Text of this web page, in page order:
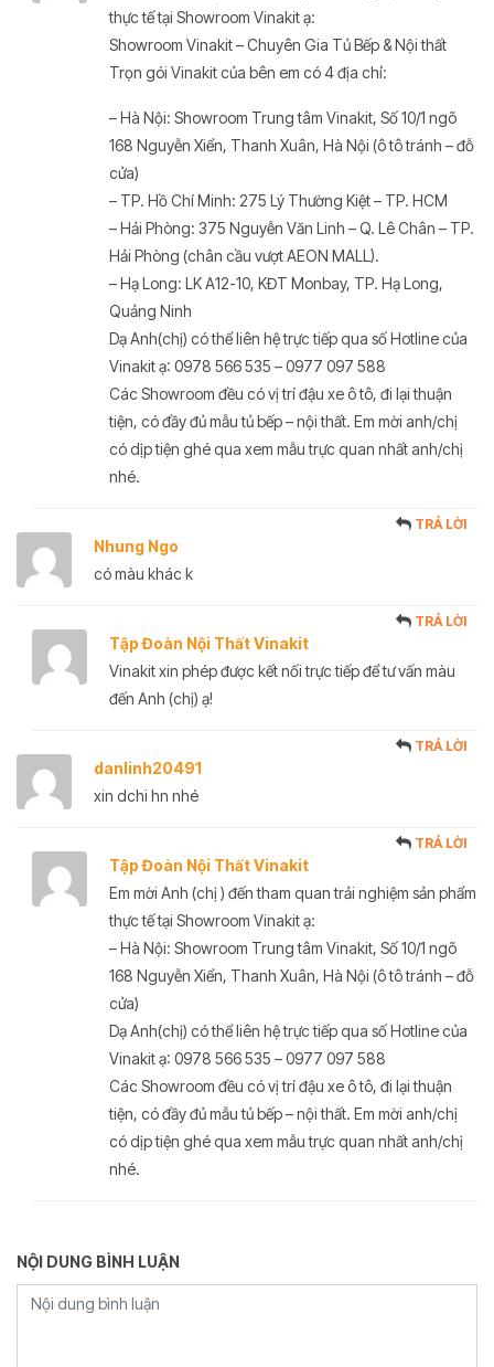
thực tế tại Showroom Vinakit ạ:
Showroom Vinakit – Chuyên Gia Tủ Bếp & Nội thất
Trọn gói Vinakit của bên em có 4 địa chỉ:
– Hà Nội: Showroom Trung tâm Vinakit, Số 10/1 ngõ
168 Nguyễn Xiển, Thanh Xuân, Hà Nội (ô tô tránh – đỗ
cửa)
– TP. Hồ Chí Minh: 275 Lý Thường Kiệt – TP. HCM
– Hải Phòng: 375 Nguyễn Văn Linh – Q. Lê Chân – TP.
Hải Phòng (chân cầu vượt AEON MALL).
– Hạ Long: LK A12-10, KĐT Monbay, TP. Hạ Long,
Quảng Ninh
Dạ Anh(chị) có thể liên hệ trực tiếp qua số Hotline của
Vinakit ạ: 0978 566 535 – 0977 097 588
Các Showroom đều có vị trí đậu xe ô tô, đi lại thuận
tiện, có đầy đủ mẫu tủ bếp – nội thất. Em mời anh/chị
có dịp tiện ghé qua xem mẫu trực quan nhất anh/chị
nhé.
Nhung Ngo
TRẢ LỜI
có màu khác k
Tập Đoàn Nội Thất Vinakit
TRẢ LỜI
Vinakit xin phép được kết nối trực tiếp để tư vấn màu
đến Anh (chị) ạ!
danlinh20491
TRẢ LỜI
xin dchi hn nhé
Tập Đoàn Nội Thất Vinakit
TRẢ LỜI
Em mời Anh (chị ) đến tham quan trải nghiệm sản phẩm
thực tế tại Showroom Vinakit ạ:
– Hà Nội: Showroom Trung tâm Vinakit, Số 10/1 ngõ
168 Nguyễn Xiển, Thanh Xuân, Hà Nội (ô tô tránh – đỗ
cửa)
Dạ Anh(chị) có thể liên hệ trực tiếp qua số Hotline của
Vinakit ạ: 0978 566 535 – 0977 097 588
Các Showroom đều có vị trí đậu xe ô tô, đi lại thuận
tiện, có đầy đủ mẫu tủ bếp – nội thất. Em mời anh/chị
có dịp tiện ghé qua xem mẫu trực quan nhất anh/chị
nhé.
NỘI DUNG BÌNH LUẬN